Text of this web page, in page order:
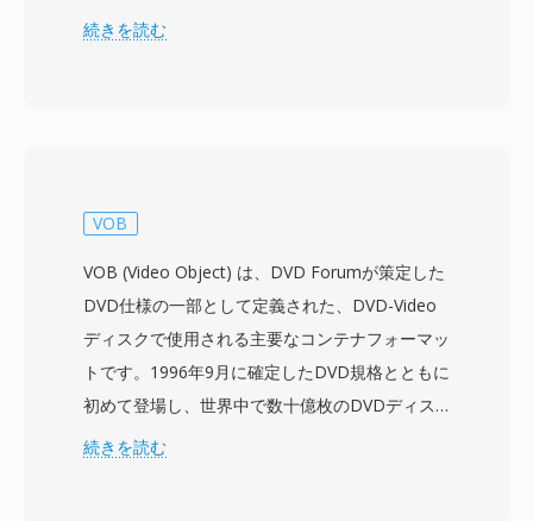
ビ、衛星通信、ネットワークストリーミングな
付加されています。このパケット構造により、信
高いストレージメディア向けに設計されたプログ
ラムストリームとは異なるリアルタイム放送配信
の重要な機能となっています。TSはProgram
Specific Information (PSI) テーブルを使用して各
プログラムの構造とコンテンツを記述し、複数の
プログラムを単一のストリームに多重化できま
続きを読む
VOB
VOB (Video Object) は、DVD Forumが策定した
DVD仕様の一部として定義された、DVD-Video
ディスクで使用される主要なコンテナフォーマッ
トです。1996年9月に確定したDVD規格とともに
初めて登場し、世界中で数十億枚のDVDディス
クに使用されてきました。VOBファイルは
続きを読む